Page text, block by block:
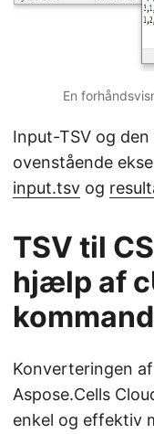
En
Input-TSV og
ovenstående
input.tsv og
TSV til
hjælp af
Konverteringen
Aspose.Cells
enkel og effektiv